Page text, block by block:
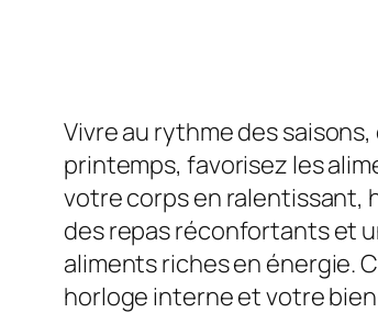
Vivre au rythme des
printemps, favorisez les
votre corps en ralentissant,
des repas réconfortants et
aliments riches en énergie.
horloge interne et votre